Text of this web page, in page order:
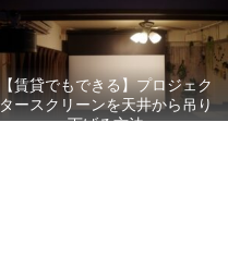
【賃貸でもできる】プロジェク
タースクリーンを天井から吊り
下げる方法